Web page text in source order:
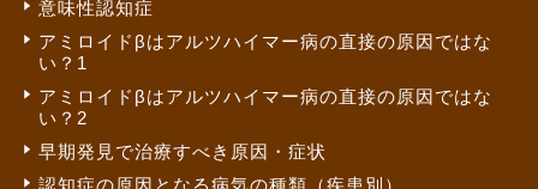
意味性認知症
アミロイドβはアルツハイマー病の直接の原因ではな
い？1
アミロイドβはアルツハイマー病の直接の原因ではな
い？2
早期発見で治療すべき原因・症状
認知症の原因となる病気の種類（疾患別）